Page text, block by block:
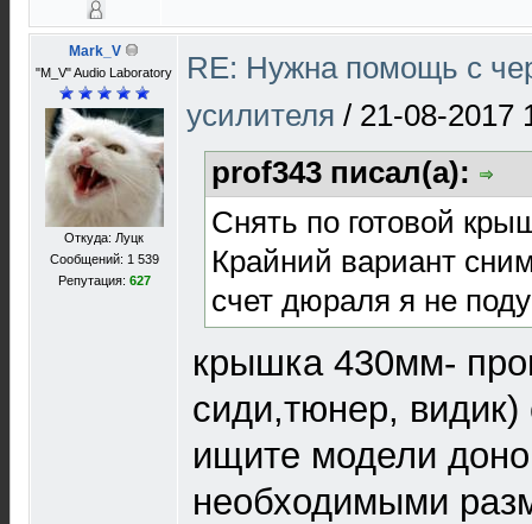
Mark_V
"M_V" Audio Laboratory
Откуда: Луцк
Сообщений: 1 539
Репутация: 627
RE: Нужна помощь с
усилителя / 21-08-2017
prof343 писал(а):
Снять по готовой
Крайний вариант
счет дюраля я не
крышка 430мм-
сиди,тюнер, видик)
ищите модели
необходимыми